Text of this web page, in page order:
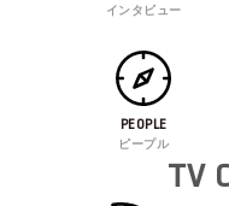
インタビュー
PEOPLE
ピープル
TV